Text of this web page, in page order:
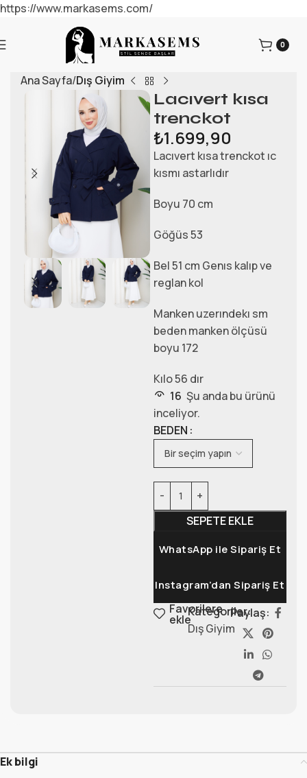
https://www.markasems.com/
0
Ana Sayfa Dış Giyim
Lacıvert kısa
trenckot
₺1.699,90
Lacıvert kısa trenckot ıc
kısmı astarlıdır
Boyu 70 cm
Göğüs 53
Bel 51 cm Genıs kalıp ve
reglan kol
Manken uzerındekı sm
beden manken ölçüsü
boyu 172
Kılo 56 dır
16 Şu anda bu ürünü
inceliyor.
BEDEN
SEPETE EKLE
WhatsApp ile Sipariş Et
Instagram’dan Sipariş Et
Favorilere
ekle
Kategoriler:
Dış Giyim
Paylaş:
Ek bilgi